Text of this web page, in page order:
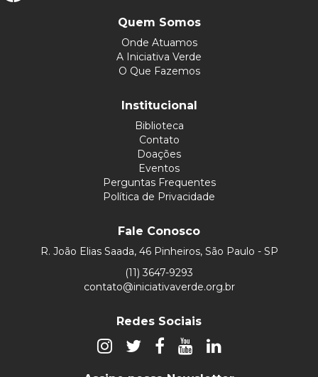
Quem Somos
Onde Atuamos
A Iniciativa Verde
O Que Fazemos
Institucional
Biblioteca
Contato
Doações
Eventos
Perguntas Frequentes
Política de Privacidade
Fale Conosco
R. João Elias Saada, 46 Pinheiros, São Paulo - SP
(11) 3647-9293
contato@iniciativaverde.org.br
Redes Sociais